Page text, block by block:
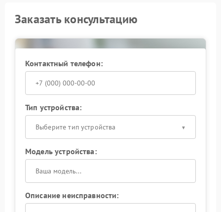
Заказать консультацию
Контактный телефон:
Тип устройства:
Выберите тип устройства
Модель устройства:
Описание неисправности: